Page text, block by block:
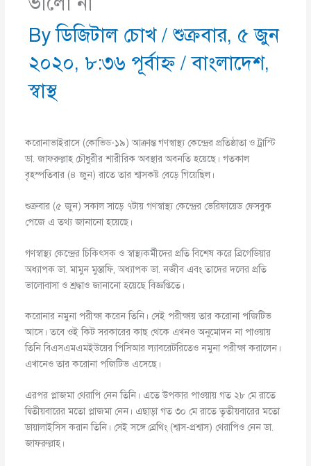
Byডিজিটাল চোখ/শুক্রবার, ৫ জুন
২০২০, ৮:৩৬ পূর্বাহ্ণ/বাংলাদেশ,
স্বাস্থ
করোনাভাইরাসে (কোভিড-১৯) আক্রান্ত গণস্বাস্থ্য কেন্দ্রের প্রতিষ্ঠাতা ও ট্রাস্টি
ডা. জাফরুল্লাহ চৌধুরীর শারীরিক অবস্থার অবনতি হয়েছে। গতকাল
বৃহস্পতিবার (৪ জুন) রাতে তার শ্বাসকষ্ট বেড়ে গিয়েছিল।
শুক্রবার (৫ জুন) সকাল সাড়ে ৭টায় গণস্বাস্থ্য কেন্দ্রের ভেরিফায়েড ফেসবুক
পেজে এ তথ্য জানানো হয়েছে।
গণস্বাস্থ্য কে‌ন্দ্রের চি‌কিৎসক ও স্বাস্থ্যকর্মী‌দের প্র‌তি বি‌শেষ ক‌রে ব্রিগেডিয়ার
অধ্যাপক ডা. মামুন মুস্তাফি, অধ্যাপক ডা. নজীব এবং তা‌দের দলের প্র‌তি
ভা‌লোবাসা ও শ্রদ্ধাও জানানো হয়েছে বিজ্ঞপ্তিতে।
করোনার নমুনা পরীক্ষা করেন তিনি। সেই পরীক্ষায় তার করোনা পজিটিভ
আসে। তবে ওই কিট সরকারের কাছ থেকে এখনও অনুমোদন না পাওয়ায়
তিনি বিএসএমএমইউয়ের পিসিআর ল্যাবরেটরিতেও নমুনা পরীক্ষা করালেন।
এখানেও তার করোনা পজিটিভ এসেছে।
এরপর প্লাজমা থেরাপি নেন তিনি। এতে উপকার পাওয়ায় গত ২৮ মে রাতে
দ্বিতীয়বারের মতো প্লাজমা নেন। এছাড়া গত ৩০ মে রাতে তৃতীয়বারের মতো
ডায়ালাইসিস করান তিনি। সেই সঙ্গে ব্রেথিং (শ্বাস-প্রশ্বাস) থেরাপিও নেন ডা.
জাফরুল্লাহ।